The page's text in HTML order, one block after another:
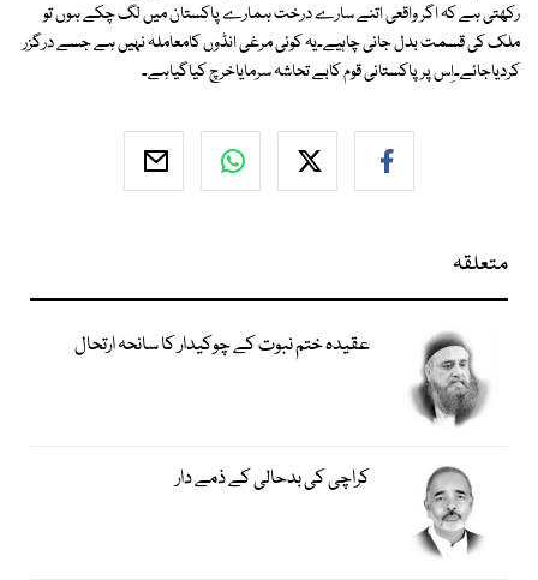
رکھتی ہے کہ اگر واقعی اتنے سارے درخت ہمارے پاکستان میں لگ چکے ہوں تو
ملک کی قسمت بدل جانی چاہیے۔یہ کوئی مرغی انڈوں کامعاملہ نہیں ہے جسے درگزر
کردیاجائے۔اِس پر پاکستانی قوم کابے تحاشہ سرمایاخرچ کیاگیاہے۔
متعلقہ
عقیدہ ختم نبوت کے چوکیدار کا سانحہ ارتحال
کراچی کی بدحالی کے ذمے دار